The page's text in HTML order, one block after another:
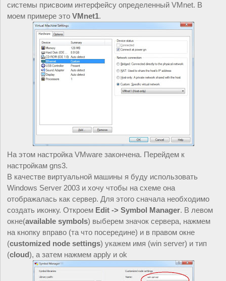
системы присвоим интерфейсу определенный VMnet. В
моем примере это VMnet1.
На этом настройка VMware закончена. Перейдем к
настройкам gns3.
В качестве виртуальной машины я буду использовать
Windows Server 2003 и хочу чтобы на схеме она
отображалась как сервер. Для этого сначала необходимо
создать иконку. Откроем Edit -> Symbol Manager. В левом
окне(available symbols) выберем значок сервера, нажмем
на кнопку вправо (та что посередине) и в правом окне
(customized node settings) укажем имя (win server) и тип
(cloud), а затем нажмем apply и ok